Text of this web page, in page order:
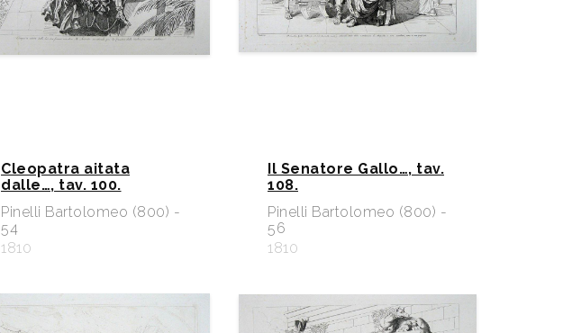
Cleopatra aitata
dalle…, tav. 100.
Pinelli Bartolomeo (800) -
54
1810
Il Senatore Gallo…, tav.
108.
Pinelli Bartolomeo (800) -
56
1810